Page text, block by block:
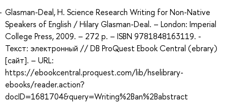
Glasman-Deal, H. Science Research Writing for Non-Native
Speakers of English / Hilary Glasman-Deal. – London: Imperial
College Press, 2009. – 272 p. – ISBN 9781848163119. -
Текст: электронный // DB ProQuest Ebook Central (ebrary)
[сайт]. – URL:
https://ebookcentral.proquest.com/lib/hselibrary-
ebooks/reader.action?
docID=1681704&query=Writing%2Ban%2Babstract